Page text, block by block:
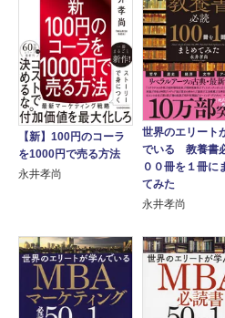
【新】100円のコーラ
を1000円で売る方法
永井孝尚
世界のエリート
でいる 教養書
００冊を１冊に
てみた
永井孝尚